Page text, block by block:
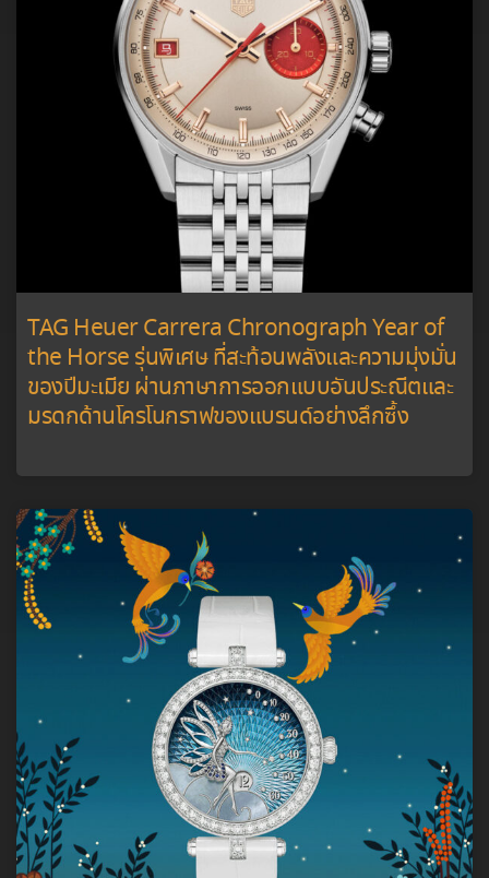
TAG Heuer Carrera Chronograph Year of
the Horse รุ่นพิเศษ ที่สะท้อนพลังและความมุ่งมั่น
ของปีมะเมีย ผ่านภาษาการออกแบบอันประณีตและ
มรดกด้านโครโนกราฟของแบรนด์อย่างลึกซึ้ง